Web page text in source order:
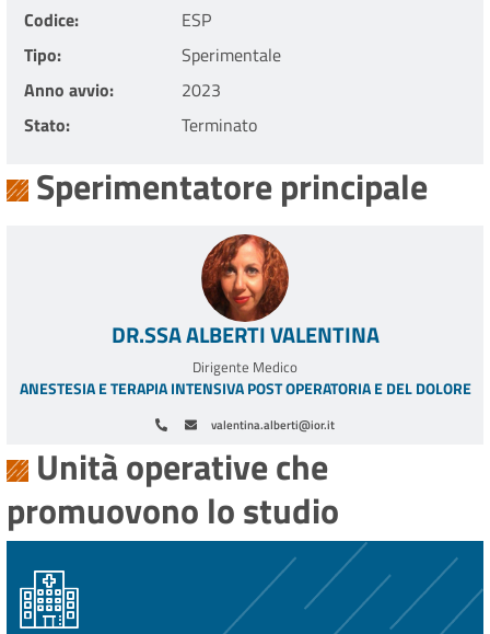
Codice
ESP
Tipo
Sperimentale
Anno avvio
2023
Stato
Terminato
Sperimentatore principale
valentina.alberti@ior.it
DR.SSA ALBERTI VALENTINA
Dirigente Medico
ANESTESIA E TERAPIA INTENSIVA POST OPERATORIA E DEL DOLORE
Unità operative che
promuovono lo studio